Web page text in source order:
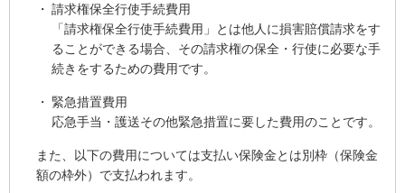
請求権保全行使手続費用
「請求権保全行使手続費用」とは他人に損害賠償請求をす
ることができる場合、その請求権の保全・行使に必要な手
続きをするための費用です。
緊急措置費用
応急手当・護送その他緊急措置に要した費用のことです。
また、以下の費用については支払い保険金とは別枠（保険金
額の枠外）で支払われます。